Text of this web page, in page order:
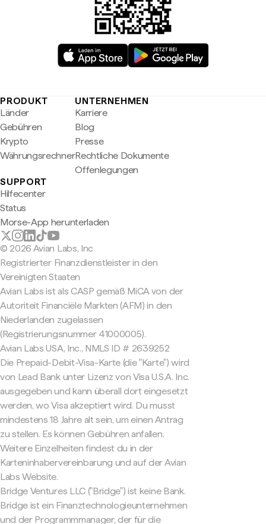
PRODUKT
Länder
Gebühren
Krypto
Währungsrechner
UNTERNEHMEN
Karriere
Blog
Presse
Rechtliche Dokumente
Offenlegungen
SUPPORT
Hilfecenter
Status
Morse-App herunterladen
© 2026 Avian Labs, Inc
Registrierter Finanzdienstleister in den
Vereinigten Staaten
Avian Labs ist als CASP gemäß MiCA von der
Autoriteit Financiële Markten (AFM) in den
Niederlanden zugelassen
(Registrierungsnummer 41000005).
Avian Labs USA, Inc., NMLS ID # 2639252
Die Prepaid-Debit-Visa-Karte (die "Karte") wird
von Lead Bank unter Lizenz von Visa U.S.A. Inc.
ausgegeben und kann überall dort eingesetzt
werden, wo Visa akzeptiert wird. Du musst
mindestens 18 Jahre alt sein, um einen Antrag
zu stellen. Es können Gebühren anfallen.
Weitere Einzelheiten findest du in der
Karteninhabervereinbarung und auf der Avian
Labs Website.
Bridge Ventures LLC ("Bridge") ist keine Bank.
Bridge ist ein Finanztechnologieunternehmen
und der Programmmanager, der für die